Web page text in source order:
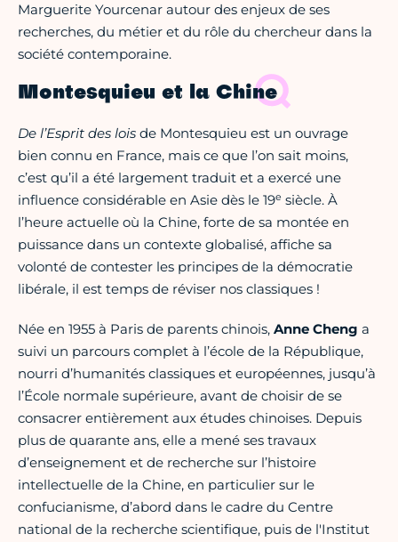
Marguerite Yourcenar autour des enjeux de ses
recherches, du métier et du rôle du chercheur dans la
société contemporaine.
Montesquieu et la Chine
De l’Esprit des lois de Montesquieu est un ouvrage
bien connu en France, mais ce que l’on sait moins,
c’est qu’il a été largement traduit et a exercé une
influence considérable en Asie dès le 19e siècle. À
l’heure actuelle où la Chine, forte de sa montée en
puissance dans un contexte globalisé, affiche sa
volonté de contester les principes de la démocratie
libérale, il est temps de réviser nos classiques !
Née en 1955 à Paris de parents chinois, Anne Cheng a
suivi un parcours complet à l’école de la République,
nourri d’humanités classiques et européennes, jusqu’à
l’École normale supérieure, avant de choisir de se
consacrer entièrement aux études chinoises. Depuis
plus de quarante ans, elle a mené ses travaux
d’enseignement et de recherche sur l’histoire
intellectuelle de la Chine, en particulier sur le
confucianisme, d’abord dans le cadre du Centre
national de la recherche scientifique, puis de l'Institut